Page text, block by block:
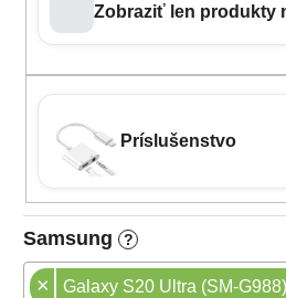
Zobraziť len produkty
Príslušenstvo
Samsung ?
× Galaxy S20 Ultra (SM-G988)